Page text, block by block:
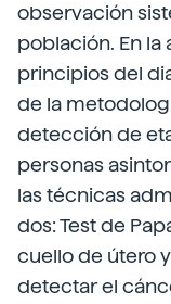
observación
población. En la
principios del
de la
detección de
personas
las técnicas
dos: Test de
cuello de útero
detectar el